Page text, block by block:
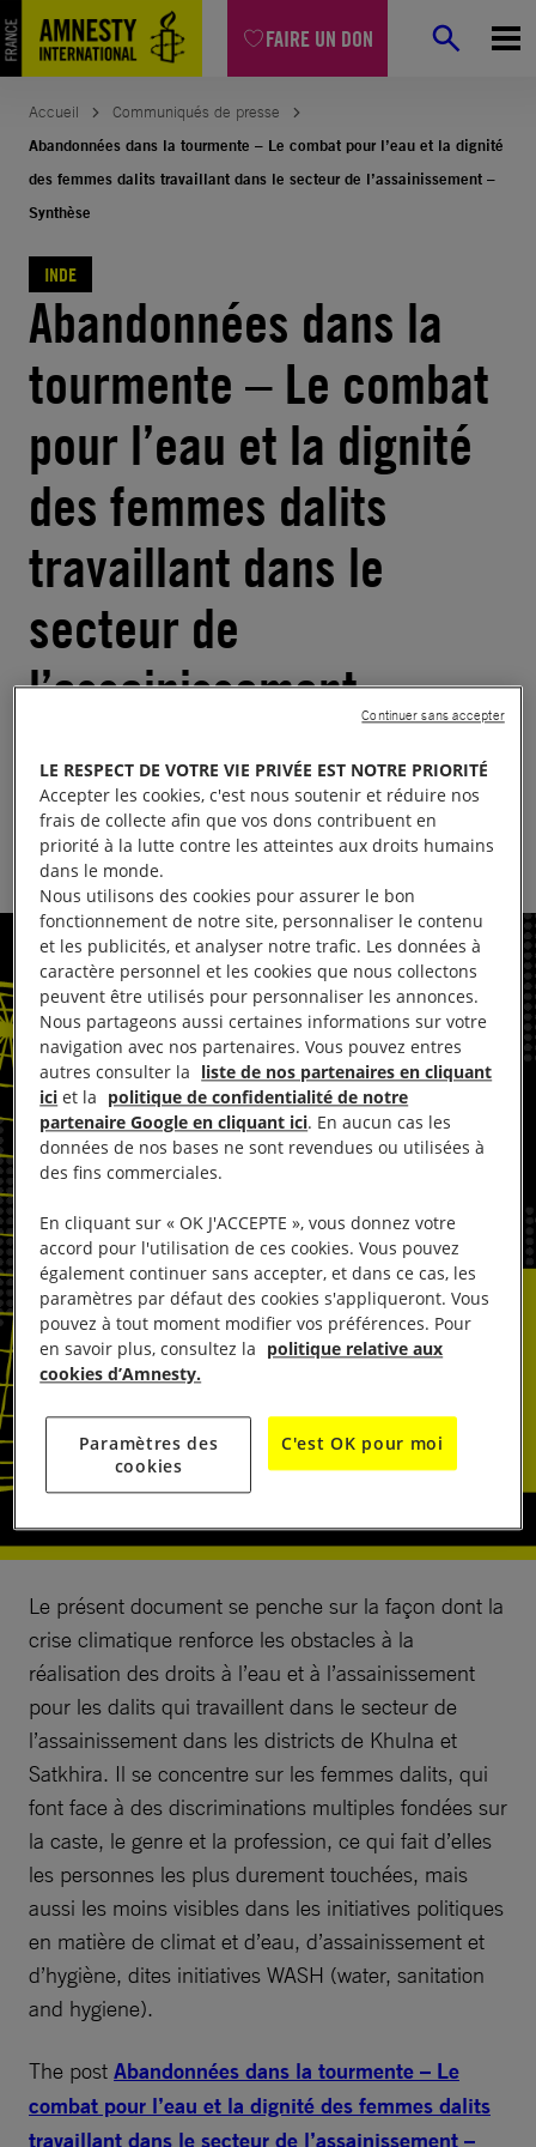
FAIRE UN DON
Aller
au
contenu
Accueil
Communiqués de presse
Abandonnées dans la tourmente – Le combat pour l’eau et la dignité
des femmes dalits travaillant dans le secteur de l’assainissement –
Synthèse
INDE
Abandonnées dans la
tourmente – Le combat
pour l’eau et la dignité
des femmes dalits
travaillant dans le
secteur de
l’assainissement –
Synthèse
Publié le16.10.2025
Temps de lecture estimé : 1 minute
INDE
JUSTICE DE GENRE
Le présent document se penche sur la façon dont la
crise climatique renforce les obstacles à la
réalisation des droits à l’eau et à l’assainissement
pour les dalits qui travaillent dans le secteur de
l’assainissement dans les districts de Khulna et
Satkhira. Il se concentre sur les femmes dalits, qui
font face à des discriminations multiples fondées sur
la caste, le genre et la profession, ce qui fait d’elles
les personnes les plus durement touchées, mais
aussi les moins visibles dans les initiatives politiques
en matière de climat et d’eau, d’assainissement et
d’hygiène, dites initiatives WASH (water, sanitation
and hygiene).
The post Abandonnées dans la tourmente – Le
combat pour l’eau et la dignité des femmes dalits
travaillant dans le secteur de l’assainissement –
LE RESPECT DE VOTRE VIE PRIVÉE EST NOTRE PRIORITÉ
Accepter les cookies, c'est nous soutenir et réduire nos
frais de collecte afin que vos dons contribuent en
priorité à la lutte contre les atteintes aux droits humains
dans le monde.
Nous utilisons des cookies pour assurer le bon
fonctionnement de notre site, personnaliser le contenu
et les publicités, et analyser notre trafic. Les données à
caractère personnel et les cookies que nous collectons
peuvent être utilisés pour personnaliser les annonces.
Nous partageons aussi certaines informations sur votre
navigation avec nos partenaires. Vous pouvez entres
autres consulter la liste de nos partenaires en cliquant
ici et la politique de confidentialité de notre
partenaire Google en cliquant ici. En aucun cas les
données de nos bases ne sont revendues ou utilisées à
des fins commerciales.
En cliquant sur « OK J'ACCEPTE », vous donnez votre
accord pour l'utilisation de ces cookies. Vous pouvez
également continuer sans accepter, et dans ce cas, les
paramètres par défaut des cookies s'appliqueront. Vous
pouvez à tout moment modifier vos préférences. Pour
en savoir plus, consultez la politique relative aux
cookies d’Amnesty.
Paramètres des
cookies
C'est OK pour moi
Continuer sans accepter